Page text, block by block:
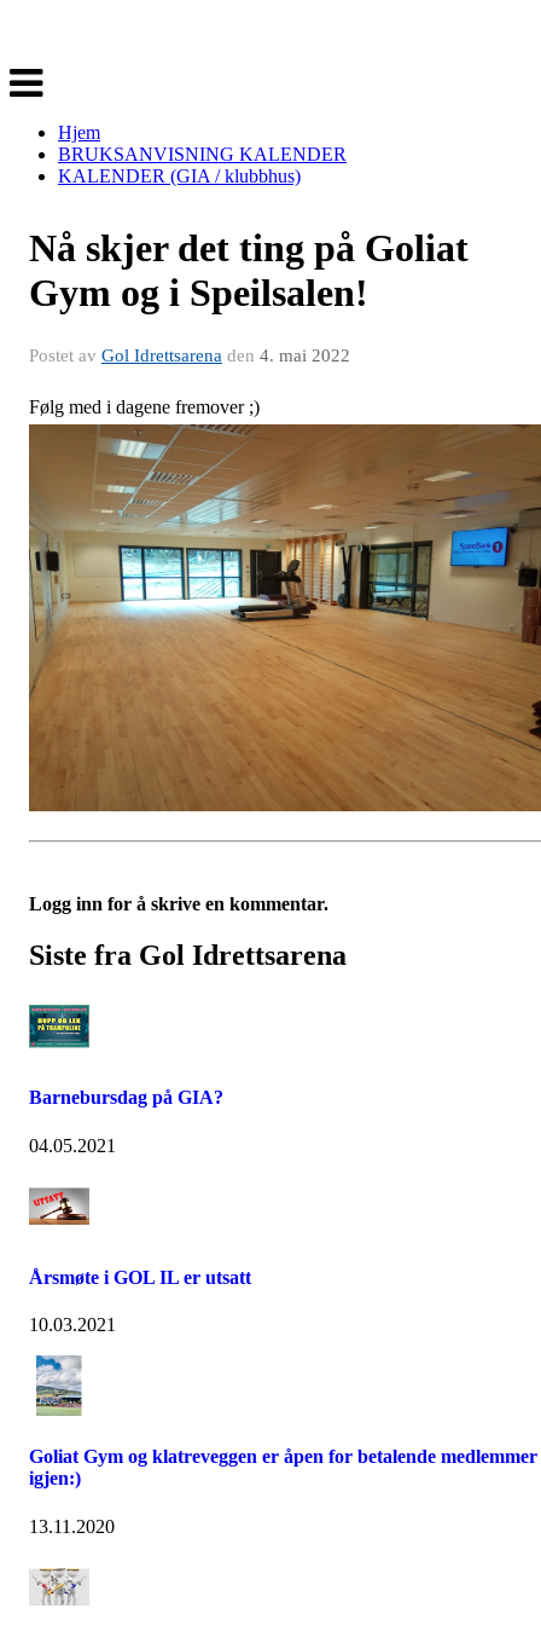
Veksle
navigasjon
Hjem
BRUKSANVISNING KALENDER
KALENDER (GIA / klubbhus)
Nå skjer det ting på Goliat
Gym og i Speilsalen!
Postet av Gol Idrettsarena den 4. mai 2022
Følg med i dagene fremover ;)
Logg inn for å skrive en kommentar.
Siste fra Gol Idrettsarena
Barnebursdag på GIA?
04.05.2021
Årsmøte i GOL IL er utsatt
10.03.2021
Goliat Gym og klatreveggen er åpen for betalende medlemmer
igjen:)
13.11.2020